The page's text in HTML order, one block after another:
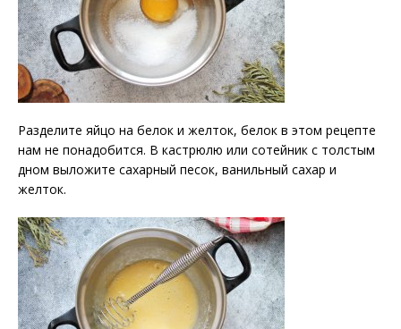
Разделите яйцо на белок и желток, белок в этом рецепте
нам не понадобится. В кастрюлю или сотейник с толстым
дном выложите сахарный песок, ванильный сахар и
желток.